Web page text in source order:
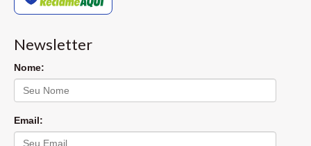
Newsletter
Nome:
Email: